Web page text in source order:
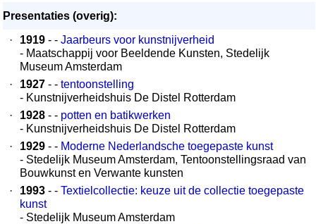
Presentaties (overig):
·
1919 - - Jaarbeurs voor kunstnijverheid
- Maatschappij voor Beeldende Kunsten, Stedelijk
Museum Amsterdam
·
1927 - - tentoonstelling
- Kunstnijverheidshuis De Distel Rotterdam
·
1928 - - potten en batikwerken
- Kunstnijverheidshuis De Distel Rotterdam
·
1929 - - Moderne Nederlandsche toegepaste kunst
- Stedelijk Museum Amsterdam, Tentoonstellingsraad van
Bouwkunst en Verwante kunsten
·
1993 - - Textielcollectie: keuze uit de collectie toegepaste
kunst
- Stedelijk Museum Amsterdam